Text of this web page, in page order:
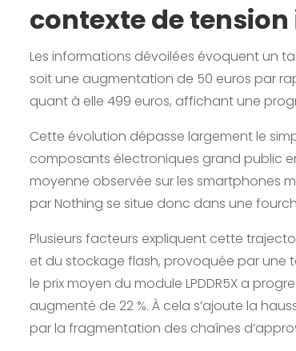
contexte de
Les informations dévoilées évoquent un
soit une augmentation de 50 euros par
quant à elle 499 euros, affichant une
Cette évolution dépasse largement le
composants électroniques grand public
moyenne observée sur les smartphones
par Nothing se situe donc dans une
Plusieurs facteurs expliquent cette
et du stockage flash, provoquée par une
le prix moyen du module LPDDR5X a
augmenté de 22 %. À cela s’ajoute la
par la fragmentation des chaînes